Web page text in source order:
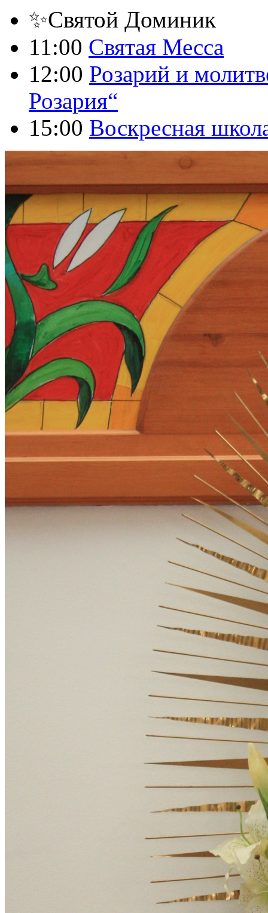
✨Святой Доминик
11:00 Святая Месса
12:00 Розарий и
Розария“
15:00 Воскресная